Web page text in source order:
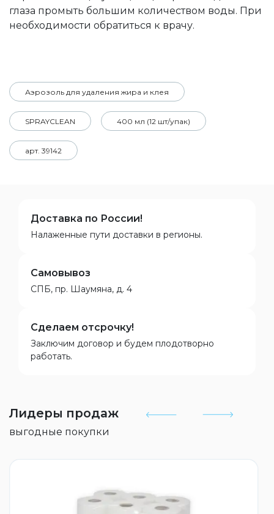
глаза промыть большим количеством воды. При
необходимости обратиться к врачу.
Аэрозоль для удаления жира и клея
SPRAYCLEAN 400 мл (12 шт/упак)
арт. 39142
Доставка по России!
Налаженные пути доставки в регионы.
Самовывоз
СПБ, пр. Шаумяна, д. 4
Сделаем отсрочку!
Заключим договор и будем плодотворно
работать.
Лидеры продаж
выгодные покупки